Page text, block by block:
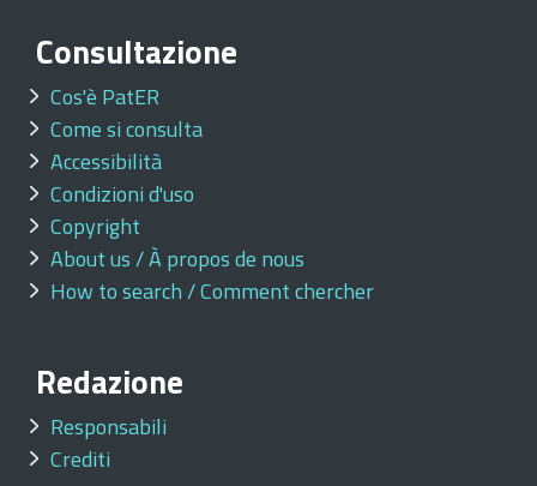
Consultazione
Cos'è PatER
Come si consulta
Accessibilità
Condizioni d'uso
Copyright
About us / À propos de nous
How to search / Comment chercher
Redazione
Responsabili
Crediti